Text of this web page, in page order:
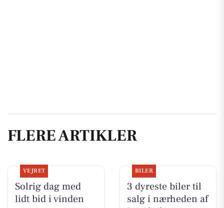
FLERE ARTIKLER
VEJRET
Solrig dag med
lidt bid i vinden
BILER
3 dyreste biler til
salg i nærheden af